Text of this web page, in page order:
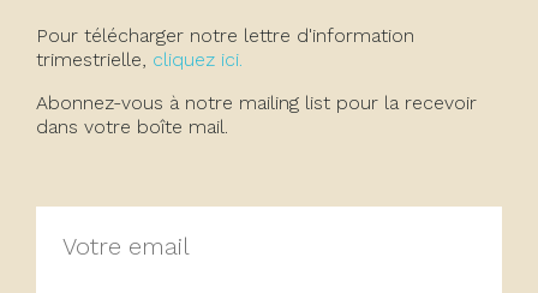
Pour télécharger notre lettre d'information
trimestrielle, cliquez ici.
Abonnez-vous à notre mailing list pour la recevoir
dans votre boîte mail.